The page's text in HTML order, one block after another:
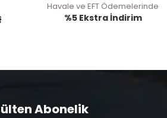
Havale ve EFT Ödemelerinde
%5 Ekstra İndirim
Abonelik